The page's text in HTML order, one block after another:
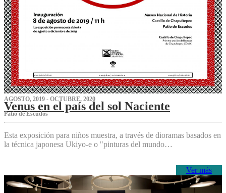
AGOSTO, 2019 - OCTUBRE, 2020
Venus en el país del sol Naciente
P‌atio de Escudos
Esta exposición para niños muestra, a través de dioramas basados en
la técnica japonesa Ukiyo-e o "pinturas del mundo…
Ver más